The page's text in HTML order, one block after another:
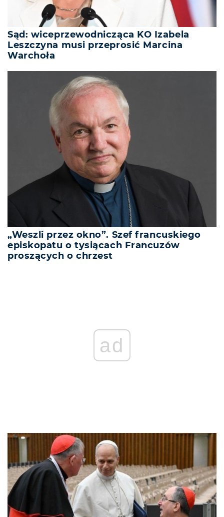
Sąd: wiceprzewodnicząca KO Izabela
Leszczyna musi przeprosić Marcina
Warchoła
„Weszli przez okno”. Szef francuskiego
episkopatu o tysiącach Francuzów
proszących o chrzest
ad